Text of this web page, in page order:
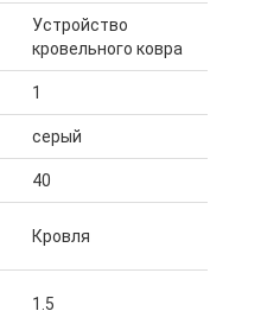
Устройство
кровельного ковра
1
серый
40
Кровля
1.5